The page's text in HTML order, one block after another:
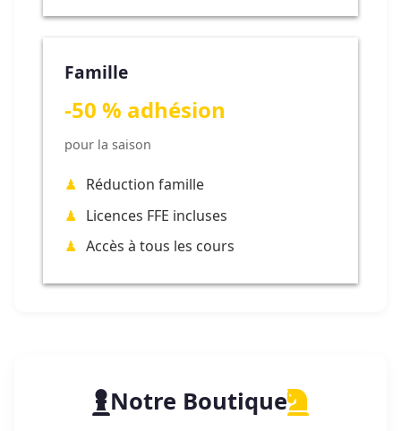
Famille
-50 % adhésion
pour la saison
Réduction famille
Licences FFE incluses
Accès à tous les cours
Notre Boutique